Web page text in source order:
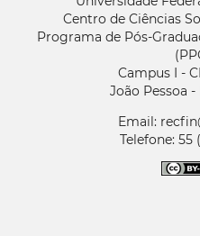
Centro de Ciências
Programa de Pós-
Campus I -
João Pessoa -
Email:
Telefone: 55